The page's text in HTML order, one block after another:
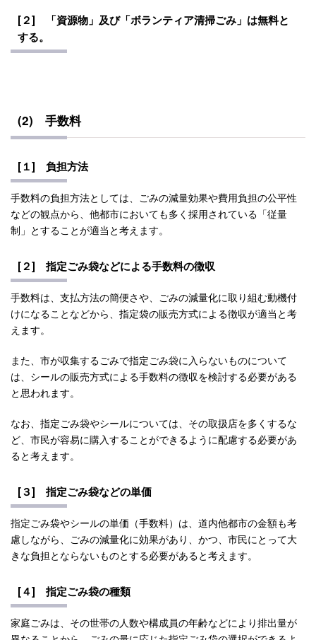
[２] 「資源物」及び「ボランティア清掃ごみ」は無料と
する。
(2) 手数料
[１] 負担方法
手数料の負担方法としては、ごみの減量効果や費用負担の公平性
などの観点から、他都市においても多く採用されている「従量
制」とすることが適当と考えます。
[２] 指定ごみ袋などによる手数料の徴収
手数料は、支払方法の簡便さや、ごみの減量化に取り組む動機付
けになることなどから、指定袋の販売方式による徴収が適当と考
えます。
また、市が収集するごみで指定ごみ袋に入らないものについて
は、シールの販売方式による手数料の徴収を検討する必要がある
と思われます。
なお、指定ごみ袋やシールについては、その取扱店を多くするな
ど、市民が容易に購入することができるように配慮する必要があ
ると考えます。
[３] 指定ごみ袋などの単価
指定ごみ袋やシールの単価（手数料）は、道内他都市の金額も考
慮しながら、ごみの減量化に効果があり、かつ、市民にとって大
きな負担とならないものとする必要があると考えます。
[４] 指定ごみ袋の種類
家庭ごみは、その世帯の人数や構成員の年齢などにより排出量が